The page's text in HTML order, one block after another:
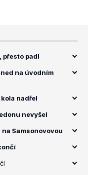
přesto padl
na úvodním
nadřel
nevyšel
Samsonovovou